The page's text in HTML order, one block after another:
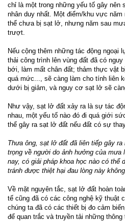
chỉ là một trong những yếu tố gây nên
nhân duy nhất. Một điểm/khu vực
thể chưa bị sạt lở, nhưng năm sau
trượt.
Nếu cộng thêm những tác động
thải công trình lên vùng đất đã có
bới, làm mất chân đất; thảm thực vật
quá mức..., sẽ càng làm cho tính liên
dưới bị giảm, và nguy cơ sạt lở sẽ
Như vậy, sạt lở đất xảy ra là sự tác
nhau, một yếu tố nào đó đi quá giới
thể gây ra sạt lở đất nếu đất có sự
Thưa ông, sạt lở đất đã liên tiếp gây
trọng về người do ảnh hưởng của mưa
nay, có giải pháp khoa học nào có thể
tránh được thiệt hại đau lòng này
Về mặt nguyên tắc, sạt lở đất hoàn
tế cũng đã có các công nghệ kỹ thuật
chúng ta đã có các thiết bị đo cảm
để quan trắc và truyền tải những